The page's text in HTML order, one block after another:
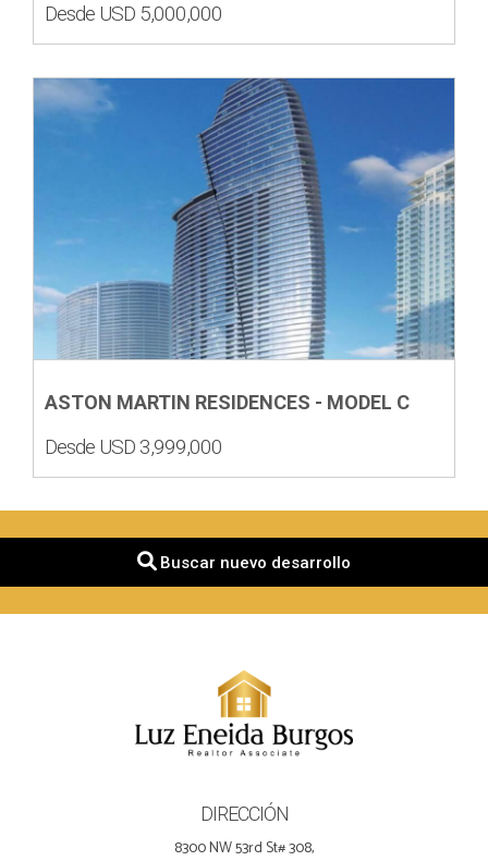
Desde USD 5,000,000
ASTON MARTIN RESIDENCES - MODEL C
Desde USD 3,999,000
Buscar nuevo desarrollo
DIRECCIÓN
8300 NW 53rd St# 308,